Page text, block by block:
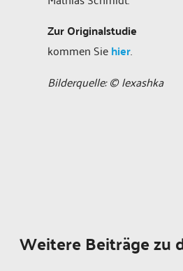
Zur Originalstudie
kommen Siehier.
Bilderquelle: © lexashka
Weitere Beiträge zu